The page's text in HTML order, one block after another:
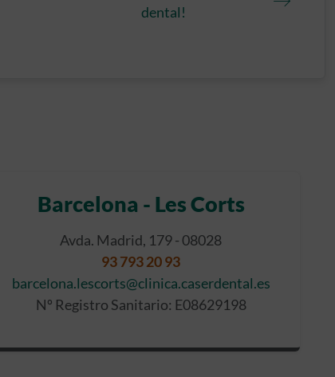
dental!
Barcelona - Les Corts
Avda. Madrid, 179 - 08028
93 793 20 93
barcelona.lescorts@clinica.caserdental.es
Nº Registro Sanitario: E08629198